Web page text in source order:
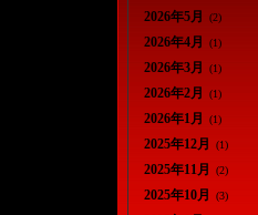
2026年5月 (2)
2026年4月 (1)
2026年3月 (1)
2026年2月 (1)
2026年1月 (1)
2025年12月 (1)
2025年11月 (2)
2025年10月 (3)